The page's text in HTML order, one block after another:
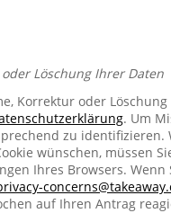
Löschung Ihrer Daten
Korrektur oder
. Um
zu identifizieren.
wünschen, müssen
Ihres Browsers.
auf Ihren Antrag